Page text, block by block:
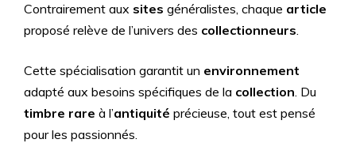
Contrairement aux sites généralistes, chaque article
proposé relève de l’univers des collectionneurs.
Cette spécialisation garantit un environnement
adapté aux besoins spécifiques de la collection. Du
timbre rare à l’antiquité précieuse, tout est pensé
pour les passionnés.